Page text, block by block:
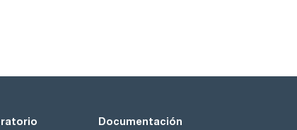
Documentación